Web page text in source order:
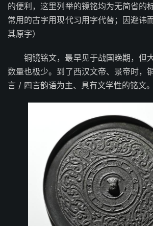
的便利，这里列举的镜铭均为无简省的
常用的古字用现代习用字代替；因避讳
其原字）
铜镜铭文，最早见于战国晚期，但
数量也极少。到了西汉文帝、景帝时，
言 / 四言韵语为主、具有文学性的铭文。